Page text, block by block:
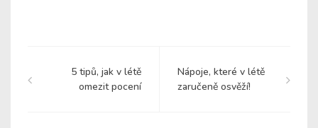
5 tipů, jak v létě
omezit pocení
Nápoje, které v létě
zaručeně osvěží!